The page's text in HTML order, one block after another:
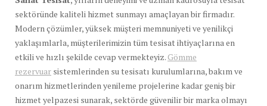
sektöründe kaliteli hizmet sunmayı amaçlayan bir firmadır.
Modern çözümler, yüksek müşteri memnuniyeti ve yenilikçi
yaklaşımlarla, müşterilerimizin tüm tesisat ihtiyaçlarına en
etkili ve hızlı şekilde cevap vermekteyiz. Gömme
rezervuar sistemlerinden su tesisatı kurulumlarına, bakım ve
onarım hizmetlerinden yenileme projelerine kadar geniş bir
hizmet yelpazesi sunarak, sektörde güvenilir bir marka olmayı